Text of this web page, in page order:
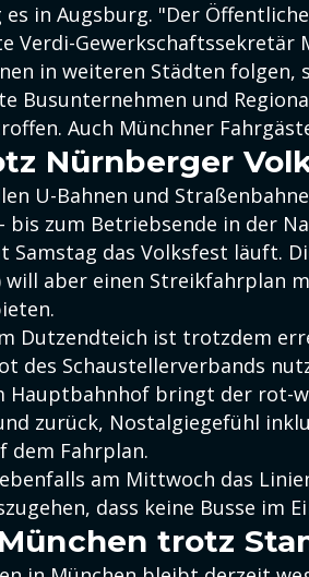
in Augsburg. "Der
Verdi-Gewerkschaftssekretär
in weiteren Städten
Busunternehmen und
Auch Münchner
Nürnberger
U-Bahnen und
bis zum Betriebsende in der
Samstag das Volksfest läuft.
will aber einen Streikfahrplan
Dutzendteich ist trotzdem
des Schaustellerverbands
Hauptbahnhof bringt der rot-
zurück, Nostalgiegefühl
dem Fahrplan.
am Mittwoch das
dass keine Busse im
trotz